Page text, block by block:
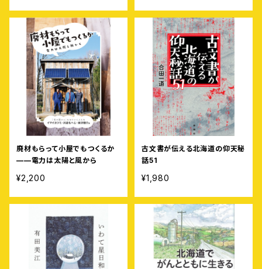
廃材もらって小屋でもつくるか
——電力は太陽と風から
¥2,200
古文書が伝える北海道の仰天秘
話51
¥1,980